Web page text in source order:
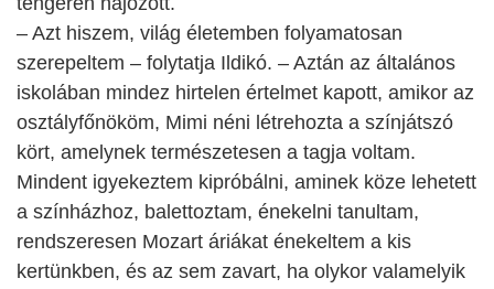
– Azt hiszem, világ életemben folyamatosan
szerepeltem – folytatja Ildikó. – Aztán az általános
iskolában mindez hirtelen értelmet kapott, amikor az
osztályfőnököm, Mimi néni létrehozta a színjátszó
kört, amelynek természetesen a tagja voltam.
Mindent igyekeztem kipróbálni, aminek köze lehetett
a színházhoz, balettoztam, énekelni tanultam,
rendszeresen Mozart áriákat énekeltem a kis
kertünkben, és az sem zavart, ha olykor valamelyik